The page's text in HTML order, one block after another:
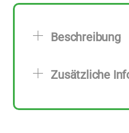
Menge
Beschreibung
Zusätzliche